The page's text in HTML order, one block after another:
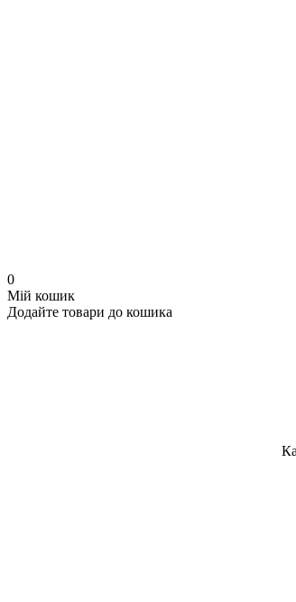
0
Мій кошик
Додайте товари до кошика